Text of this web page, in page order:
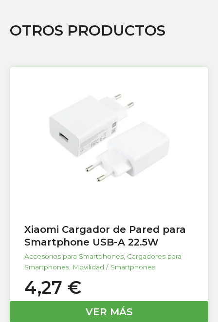
OTROS PRODUCTOS
Xiaomi Cargador de Pared para
Smartphone USB-A 22.5W
Accesorios para Smartphones, Cargadores para
Smartphones, Movilidad / Smartphones
4,27 €
VER MÁS